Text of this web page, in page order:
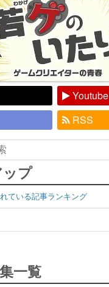
Youtube
RSS
プ
ている記事ランキング
一覧